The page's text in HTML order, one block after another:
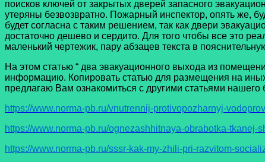
поисков ключей от закрытых дверей запасного
утеряны безвозвратно. Пожарный инспектор, опять же,
будет согласна с таким решением, так как двери
достаточно дешево и сердито. Для того чтобы все это
маленький чертежик, пару абзацев текста в
На этом статью “ два эвакуационного выхода из
информацию. Копировать статью для размещения на
предлагаю Вам ознакомиться с другими статьями нашего
https://www.norma-pb.ru/vnutrennij-protivopozharnyj-
https://www.norma-pb.ru/ognezashhitnaya-obrabotka-tkanej-
https://www.norma-pb.ru/sssr-kak-my-zhili-pri-razvitom-